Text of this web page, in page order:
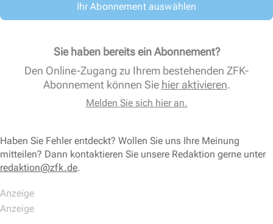
Ihr Abonnement auswählen
Sie haben bereits ein Abonnement?
Den Online-Zugang zu Ihrem bestehenden ZFK-
Abonnement können Sie hier aktivieren.
Melden Sie sich hier an.
Haben Sie Fehler entdeckt? Wollen Sie uns Ihre Meinung
mitteilen? Dann kontaktieren Sie unsere Redaktion gerne unter
redaktion@zfk.de.